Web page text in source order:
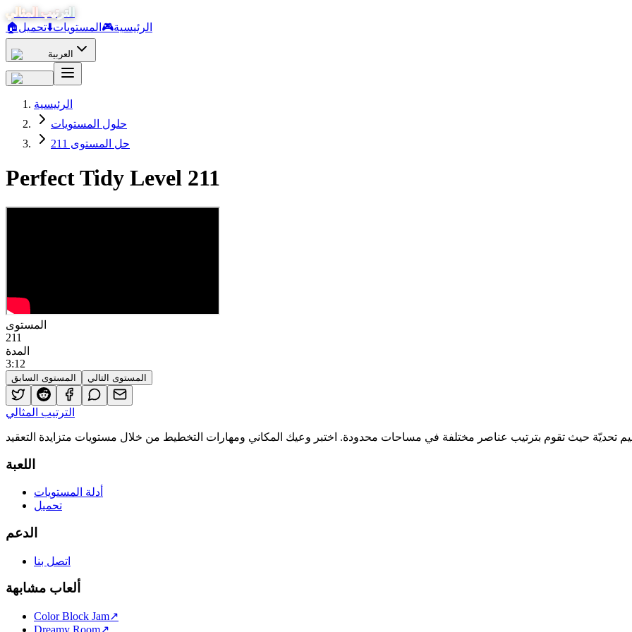
الترتيب المثالي
🏠
الرئيسية🎮 المستويات⬇️تحميل
العربية
الرئيسية
حلول المستويات
حل المستوى 211
Perfect Tidy Level 211
المستوى
211
المدة
3:12
المستوى السابق المستوى التالي
الترتيب المثالي
اللعبة
أدلة المستويات
تحميل
الدعم
اتصل بنا
ألعاب مشابهة
Color Block Jam↗️